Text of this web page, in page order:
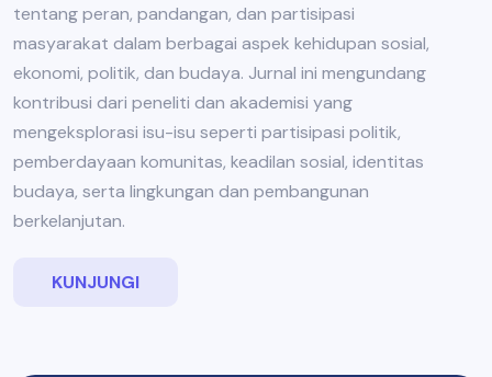
tentang peran, pandangan, dan partisipasi
masyarakat dalam berbagai aspek kehidupan sosial,
ekonomi, politik, dan budaya. Jurnal ini mengundang
kontribusi dari peneliti dan akademisi yang
mengeksplorasi isu-isu seperti partisipasi politik,
pemberdayaan komunitas, keadilan sosial, identitas
budaya, serta lingkungan dan pembangunan
berkelanjutan.
KUNJUNGI